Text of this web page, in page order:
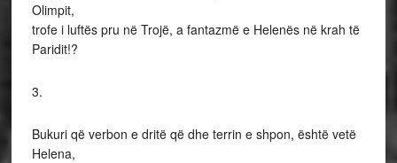
Olimpit,
trofe i luftës pru në Trojë, a fantazmë e Helenës në krah të
Paridit!?
3.
Bukuri që verbon e dritë që dhe terrin e shpon, është vetë
Helena,